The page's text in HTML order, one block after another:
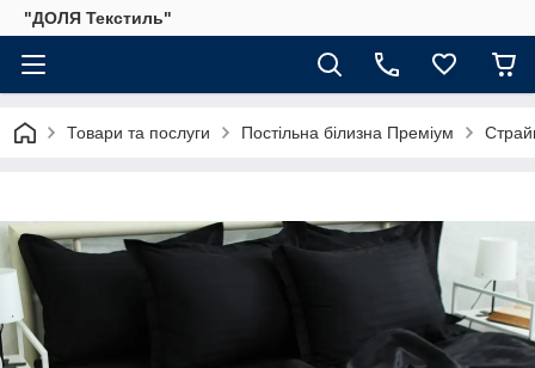
"ДОЛЯ Текстиль"
Товари та послуги Постільна білизна Преміум